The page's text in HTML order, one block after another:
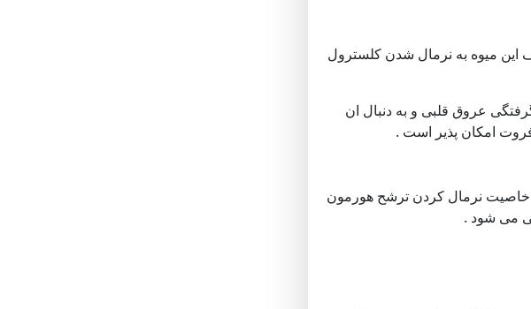
این میوه به نرمال شدن کلسترول
عروق قلبی و به دنبال ان
امکان پذیر است .
خاصیت نرمال کردن ترشح هورمون
می شود .